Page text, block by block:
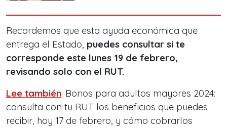
Recordemos que esta ayuda económica que
entrega el Estado, puedes consultar si te
corresponde este lunes 19 de febrero,
revisando solo con el RUT.
Lee también: Bonos para adultos mayores 2024:
consulta con tu RUT los beneficios que puedes
recibir, hoy 17 de febrero, y cómo cobrarlos